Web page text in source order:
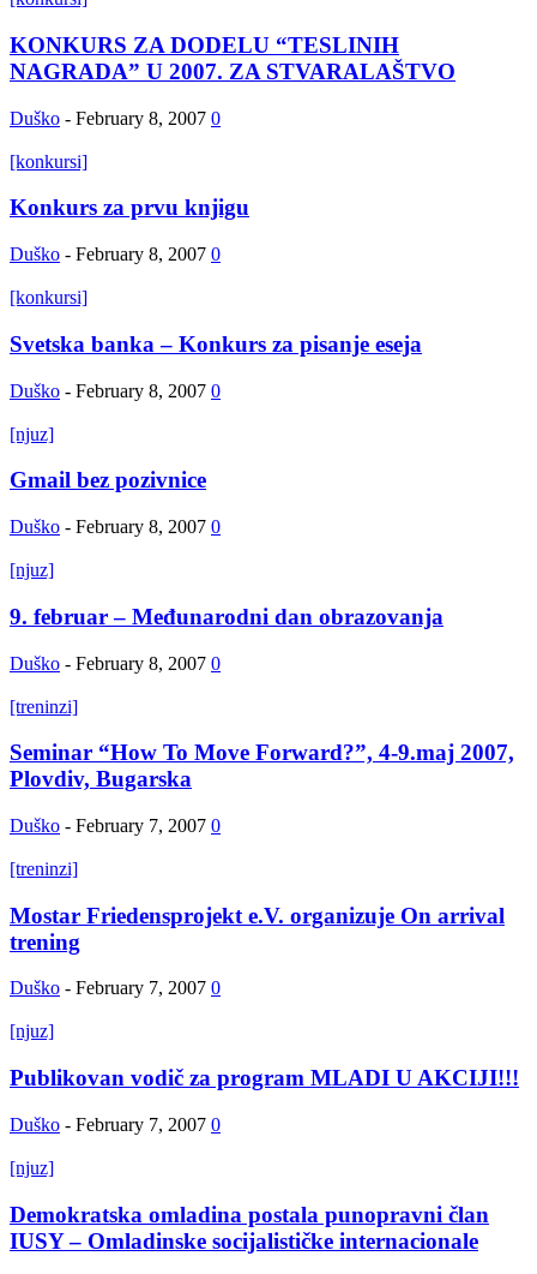
KONKURS ZA DODELU “TESLINIH
NAGRADA” U 2007. ZA STVARALAŠTVO
Duško - February 8, 2007 0
[konkursi]
Konkurs za prvu knjigu
Duško - February 8, 2007 0
[konkursi]
Svetska banka – Konkurs za pisanje eseja
Duško - February 8, 2007 0
[njuz]
Gmail bez pozivnice
Duško - February 8, 2007 0
[njuz]
9. februar – Međunarodni dan obrazovanja
Duško - February 8, 2007 0
[treninzi]
Seminar “How To Move Forward?”, 4-9.maj 2007,
Plovdiv, Bugarska
Duško - February 7, 2007 0
[treninzi]
Mostar Friedensprojekt e.V. organizuje On arrival
trening
Duško - February 7, 2007 0
[njuz]
Publikovan vodič za program MLADI U AKCIJI!!!
Duško - February 7, 2007 0
[njuz]
Demokratska omladina postala punopravni član
IUSY – Omladinske socijalističke internacionale